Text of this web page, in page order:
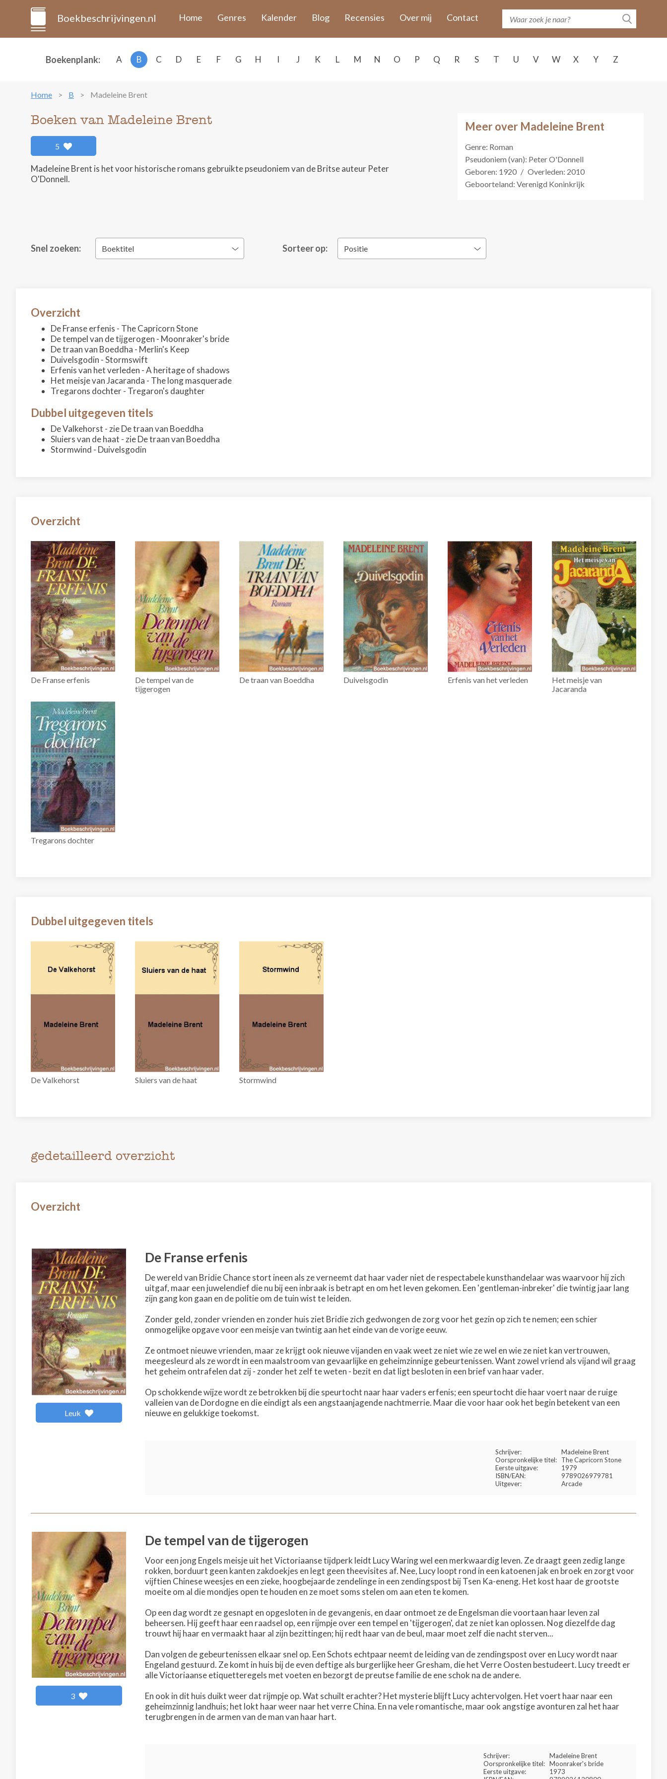
Boekbeschrijvingen.nl Home Genres Kalender Blog Recensies Over mij Contact
Boekenplank: A B C D E F G H I J K L M N O P Q R S T U V W X Y Z
Home B Madeleine Brent
Meer over Madeleine Brent
Genre: Roman
Pseudoniem (van): Peter O'Donnell
Geboren: 1920 / Overleden: 2010
Geboorteland: Verenigd Koninkrijk
Boeken van Madeleine Brent
5
Madeleine Brent is het voor historische romans gebruikte pseudoniem van de Britse auteur Peter
O'Donnell.
Snel zoeken: Boektitel Sorteer op: Positie
Overzicht
De Franse erfenis - The Capricorn Stone
De tempel van de tijgerogen - Moonraker's bride
De traan van Boeddha - Merlin's Keep
Duivelsgodin - Stormswift
Erfenis van het verleden - A heritage of shadows
Het meisje van Jacaranda - The long masquerade
Tregarons dochter - Tregaron's daughter
Dubbel uitgegeven titels
De Valkehorst - zie De traan van Boeddha
Sluiers van de haat - zie De traan van Boeddha
Stormwind - Duivelsgodin
Overzicht
De Franse erfenis
De tempel van de
tijgerogen
De traan van Boeddha Duivelsgodin Erfenis van het verleden
Het meisje van
Jacaranda
Tregarons dochter
Dubbel uitgegeven titels
De Valkehorst Sluiers van de haat Stormwind
gedetailleerd overzicht
Overzicht
Leuk
De Franse erfenis
De wereld van Bridie Chance stort ineen als ze verneemt dat haar vader niet de respectabele kunsthandelaar was waarvoor hij zich
uitgaf, maar een juwelendief die nu bij een inbraak is betrapt en om het leven gekomen. Een 'gentleman-inbreker' die twintig jaar lang
zijn gang kon gaan en de politie om de tuin wist te leiden.
Zonder geld, zonder vrienden en zonder huis ziet Bridie zich gedwongen de zorg voor het gezin op zich te nemen; een schier
onmogelijke opgave voor een meisje van twintig aan het einde van de vorige eeuw.
Ze ontmoet nieuwe vrienden, maar ze krijgt ook nieuwe vijanden en vaak weet ze niet wie ze wel en wie ze niet kan vertrouwen,
meegesleurd als ze wordt in een maalstroom van gevaarlijke en geheimzinnige gebeurtenissen. Want zowel vriend als vijand wil graag
het geheim ontrafelen dat zij - zonder het zelf te weten - bezit en dat ligt besloten in een brief van haar vader.
Op schokkende wijze wordt ze betrokken bij die speurtocht naar haar vaders erfenis; een speurtocht die haar voert naar de ruige
valleien van de Dordogne en die eindigt als een angstaanjagende nachtmerrie. Maar die voor haar ook het begin betekent van een
nieuwe en gelukkige toekomst.
Schrijver:
Madeleine Brent
Oorspronkelijke titel:
The Capricorn Stone
Eerste uitgave:
1979
ISBN/EAN:
9789026979781
Uitgever:
Arcade
3
De tempel van de tijgerogen
Voor een jong Engels meisje uit het Victoriaanse tijdperk leidt Lucy Waring wel een merkwaardig leven. Ze draagt geen zedig lange
rokken, borduurt geen kanten zakdoekjes en legt geen theevisites af. Nee, Lucy loopt rond in een katoenen jak en broek en zorgt voor
vijftien Chinese weesjes en een zieke, hoogbejaarde zendelinge in een zendingspost bij Tsen Ka-eneng. Het kost haar de grootste
moeite om al die mondjes open te houden en ze moet soms stelen om aan eten te komen.
Op een dag wordt ze gesnapt en opgesloten in de gevangenis, en daar ontmoet ze de Engelsman die voortaan haar leven zal
beheersen. Hij geeft haar een raadsel op, een rijmpje over een tempel en 'tijgerogen', dat ze niet kan oplossen. Nog diezelfde dag
trouwt hij haar en vermaakt haar al zijn bezittingen; hij redt haar van de beul, maar moet zelf die nacht sterven...
Dan volgen de gebeurtenissen elkaar snel op. Een Schots echtpaar neemt de leiding van de zendingspost over en Lucy wordt naar
Engeland gestuurd. Ze komt in huis bij de even deftige als burgerlijke heer Gresham, die het Verre Oosten bestudeert. Lucy treedt er
alle Victoriaanse etiquetteregels met voeten en bezorgt de preutse familie de ene schok na de andere.
En ook in dit huis duikt weer dat rijmpje op. Wat schuilt erachter? Het mysterie blijft Lucy achtervolgen. Het voert haar naar een
geheimzinnig landhuis; het lokt haar weer naar het verre China. En na vele romantische, maar ook angstige avonturen zal het haar
terugbrengen in de armen van de man van haar hart.
Schrijver:
Madeleine Brent
Oorspronkelijke titel: Moonraker's bride
Eerste uitgave:
1973